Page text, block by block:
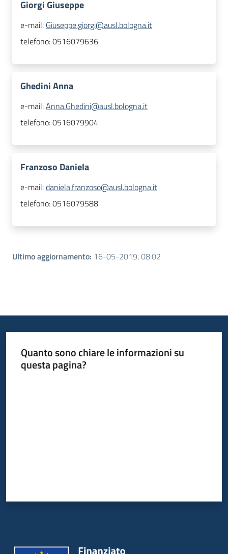
Giorgi Giuseppe
e-mail: Giuseppe.giorgi@ausl.bologna.it
telefono:0516079636
Ghedini Anna
e-mail:Anna.Ghedini@ausl.bologna.it
telefono:0516079904
Franzoso Daniela
e-mail:daniela.franzoso@ausl.bologna.it
telefono:0516079588
Ultimo aggiornamento: 16-05-2019, 08:02
Quanto sono chiare le informazioni su
questa pagina?